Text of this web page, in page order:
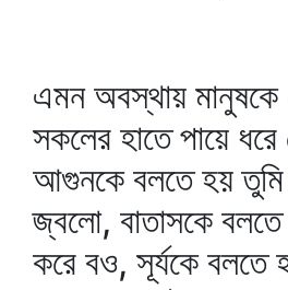
এমন অবস্থায়
সকলের হাতে পায়ে
আগুনকে বলতে হয় তুমি
জ্বলো, বাতাসকে বলতে
করে বও, সূর্যকে বলতে